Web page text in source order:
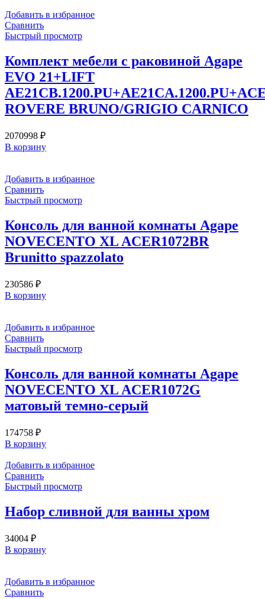
Добавить в избранное
Сравнить
Быстрый просмотр
Комплект мебели с раковиной Agape
EVO 21+LIFT
ROVERE BRUNO/GRIGIO CARNICO
2070998 ₽
В корзину
Добавить в избранное
Сравнить
Быстрый просмотр
Консоль для ванной комнаты Agape
NOVECENTO XL ACER1072BR
Brunitto spazzolato
230586 ₽
В корзину
Добавить в избранное
Сравнить
Быстрый просмотр
Консоль для ванной комнаты Agape
NOVECENTO XL ACER1072G
матовый темно-серый
174758 ₽
В корзину
Добавить в избранное
Сравнить
Быстрый просмотр
Набор сливной для ванны хром
34004 ₽
В корзину
Добавить в избранное
Сравнить